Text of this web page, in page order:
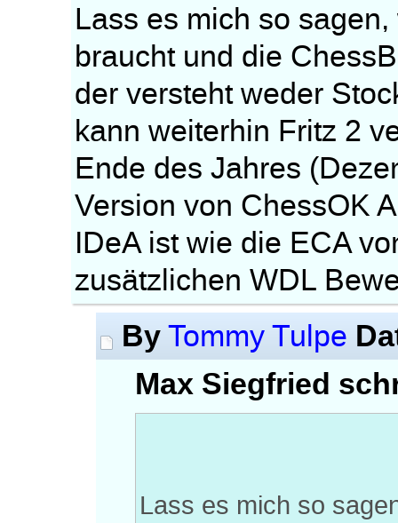
Lass es mich so
braucht und die
der versteht weder
kann weiterhin Fritz 2
Ende des Jahres
Version von ChessOK
IDeA ist wie die ECA
zusätzlichen WDL
By Tommy Tulpe
Max Siegfried
Lass es mich so